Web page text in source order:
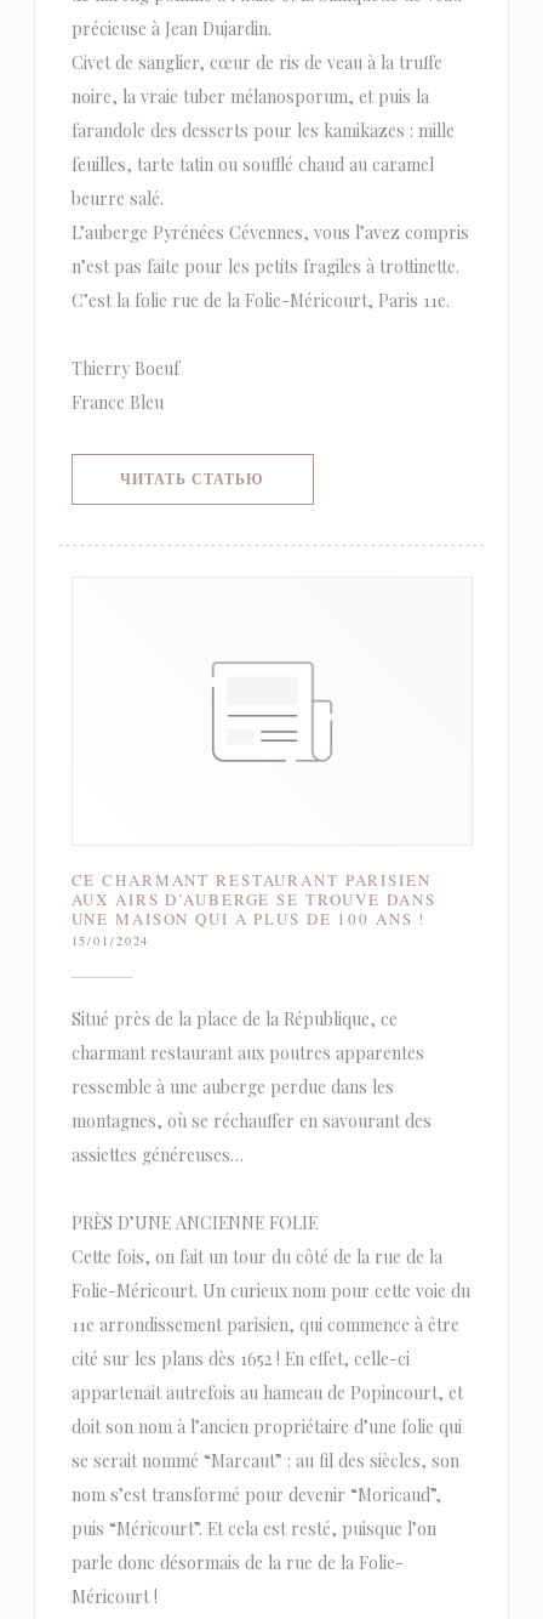
précieuse à Jean Dujardin.
Civet de sanglier, cœur de ris de veau à la truffe
noire, la vraie tuber mélanosporum, et puis la
farandole des desserts pour les kamikazes : mille
feuilles, tarte tatin ou soufflé chaud au caramel
beurre salé.
L’auberge Pyrénées Cévennes, vous l’avez compris
n’est pas faite pour les petits fragiles à trottinette.
C’est la folie rue de la Folie-Méricourt, Paris 11e.
Thierry Boeuf
France Bleu
ЧИТАТЬ СТАТЬЮ
CE CHARMANT RESTAURANT PARISIEN
AUX AIRS D’AUBERGE SE TROUVE DANS
UNE MAISON QUI A PLUS DE 100 ANS !
15/01/2024
Situé près de la place de la République, ce
charmant restaurant aux poutres apparentes
ressemble à une auberge perdue dans les
montagnes, où se réchauffer en savourant des
assiettes généreuses…
PRÈS D’UNE ANCIENNE FOLIE
Cette fois, on fait un tour du côté de la rue de la
Folie-Méricourt. Un curieux nom pour cette voie du
11e arrondissement parisien, qui commence à être
cité sur les plans dès 1652 ! En effet, celle-ci
appartenait autrefois au hameau de Popincourt, et
doit son nom à l’ancien propriétaire d’une folie qui
se serait nommé “Marcaut” : au fil des siècles, son
nom s’est transformé pour devenir “Moricaud”,
puis “Méricourt”. Et cela est resté, puisque l’on
parle donc désormais de la rue de la Folie-
Méricourt !